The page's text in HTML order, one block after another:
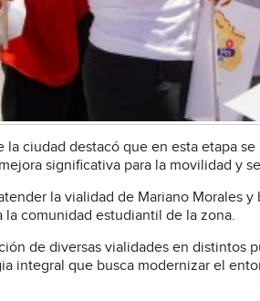
la ciudad destacó que en esta etapa
significativa para la movilidad y
la vialidad de Mariano Morales
la comunidad estudiantil de la zona.
de diversas vialidades en distintos
integral que busca modernizar el